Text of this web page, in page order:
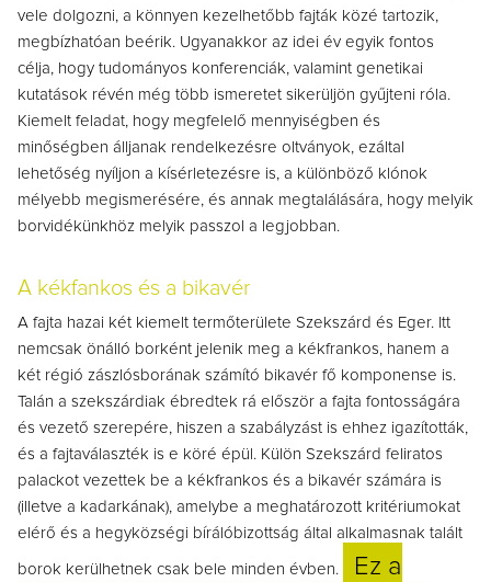
vele dolgozni, a könnyen kezelhetőbb fajták közé tartozik,
megbízhatóan beérik. Ugyanakkor az idei év egyik fontos
célja, hogy tudományos konferenciák, valamint genetikai
kutatások révén még több ismeretet sikerüljön gyűjteni róla.
Kiemelt feladat, hogy megfelelő mennyiségben és
minőségben álljanak rendelkezésre oltványok, ezáltal
lehetőség nyíljon a kísérletezésre is, a különböző klónok
mélyebb megismerésére, és annak megtalálására, hogy melyik
borvidékünkhöz melyik passzol a legjobban.
A kékfankos és a bikavér
A fajta hazai két kiemelt termőterülete Szekszárd és Eger. Itt
nemcsak önálló borként jelenik meg a kékfrankos, hanem a
két régió zászlósborának számító bikavér fő komponense is.
Talán a szekszárdiak ébredtek rá először a fajta fontosságára
és vezető szerepére, hiszen a szabályzást is ehhez igazították,
és a fajtaválaszték is e köré épül. Külön Szekszárd feliratos
palackot vezettek be a kékfrankos és a bikavér számára is
(illetve a kadarkának), amelybe a meghatározott kritériumokat
elérő és a hegyközségi bírálóbizottság által alkalmasnak talált
borok kerülhetnek csak bele minden évben.
Ez a